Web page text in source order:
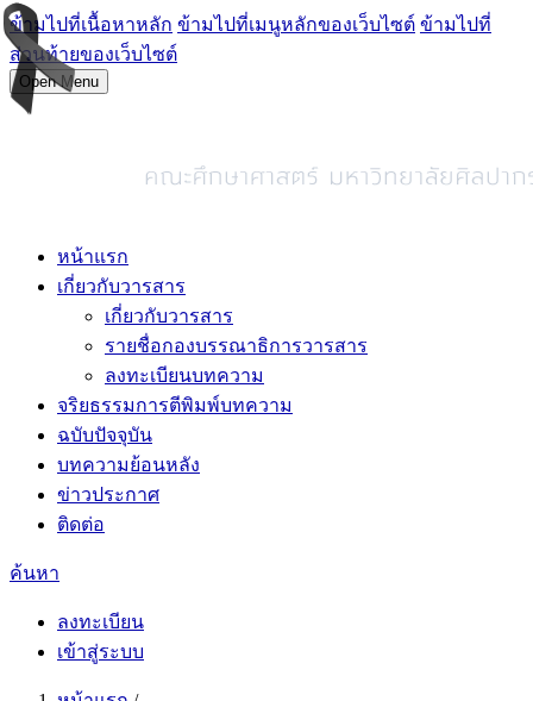
ข้ามไปที่เนื้อหาหลัก ข้ามไปที่เมนูหลักของเว็บไซต์ ข้ามไปที่
ส่วนท้ายของเว็บไซต์
Open Menu
หน้าแรก
เกี่ยวกับวารสาร
เกี่ยวกับวารสาร
รายชื่อกองบรรณาธิการวารสาร
ลงทะเบียนบทความ
จริยธรรมการตีพิมพ์บทความ
ฉบับปัจจุบัน
บทความย้อนหลัง
ข่าวประกาศ
ติดต่อ
ค้นหา
ลงทะเบียน
เข้าสู่ระบบ